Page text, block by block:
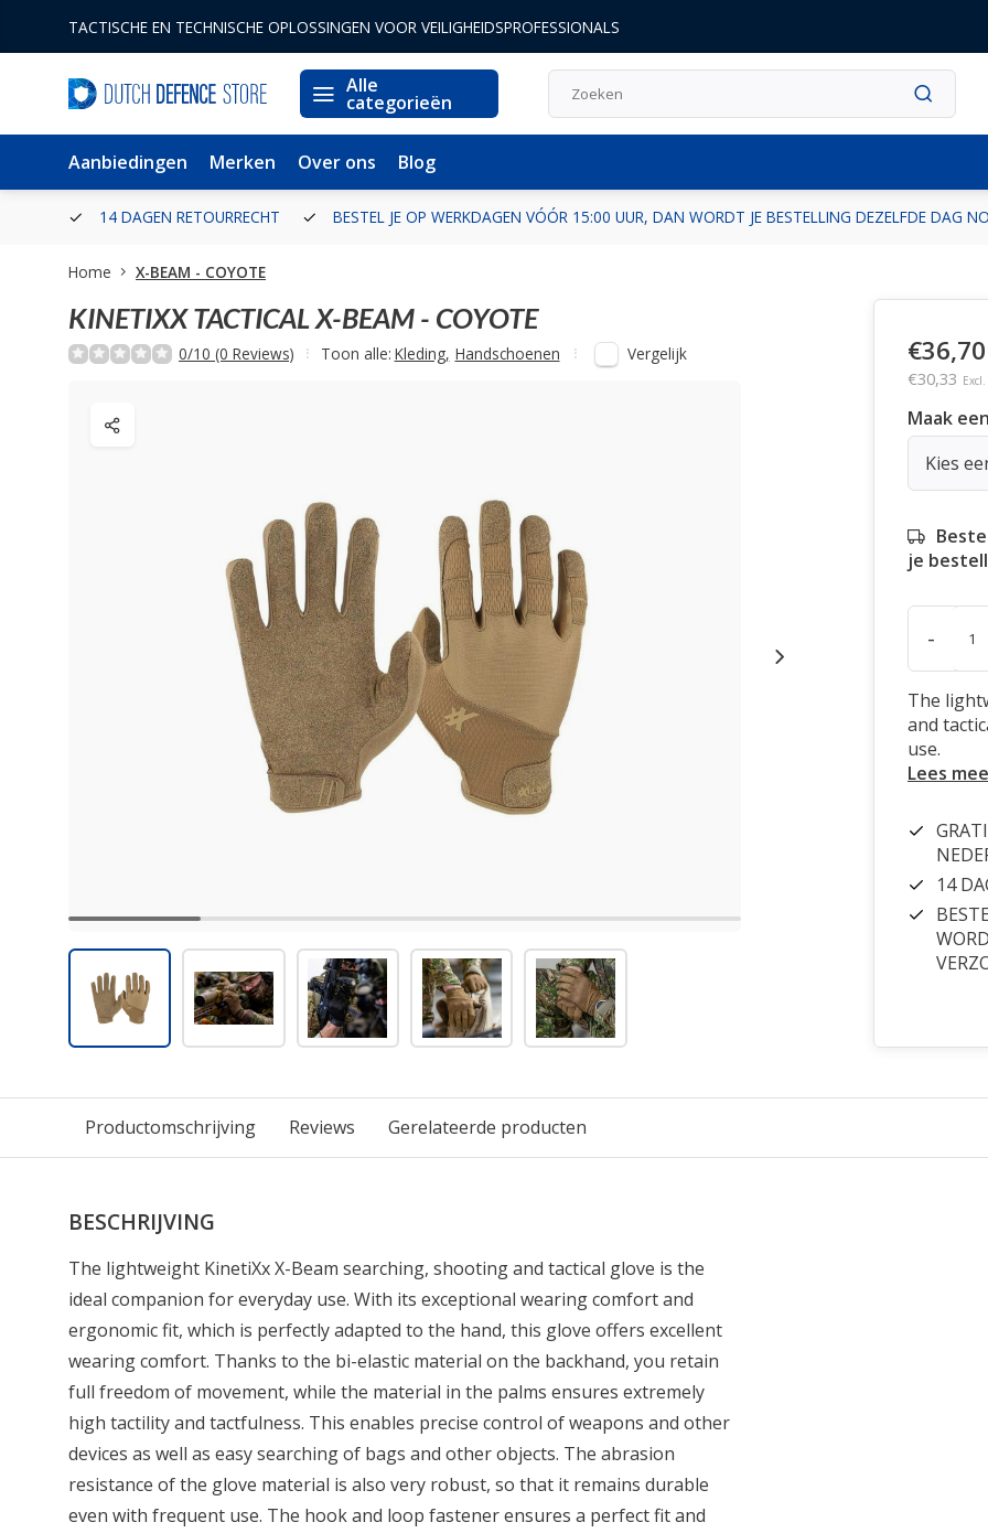
TACTISCHE EN TECHNISCHE OPLOSSINGEN VOOR VEILIGHEIDSPROFESSIONALS
Alle
categorieën
Aanbiedingen Merken Over ons Blog
14 DAGEN RETOURRECHT BESTEL JE OP WERKDAGEN VÓÓR 15:00 UUR, DAN WORDT JE BESTELLING DEZELFDE DAG
Home X-BEAM - COYOTE
KINETIXX TACTICALX-BEAM - COYOTE
0/10 (0 Reviews) Toon alle: Kleding, Handschoenen Vergelijk €36,70
€30,33
Maak
Kies
je
-
The
and
use.
Lees
14
Productomschrijving Reviews Gerelateerde producten
BESCHRIJVING
The lightweight KinetiXx X-Beam searching, shooting and tactical glove is the
ideal companion for everyday use. With its exceptional wearing comfort and
ergonomic fit, which is perfectly adapted to the hand, this glove offers excellent
wearing comfort. Thanks to the bi-elastic material on the backhand, you retain
full freedom of movement, while the material in the palms ensures extremely
high tactility and tactfulness. This enables precise control of weapons and other
devices as well as easy searching of bags and other objects. The abrasion
resistance of the glove material is also very robust, so that it remains durable
even with frequent use. The hook and loop fastener ensures a perfect fit and